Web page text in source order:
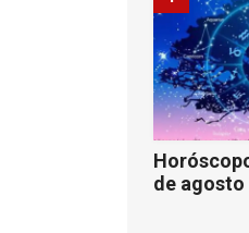
de agosto